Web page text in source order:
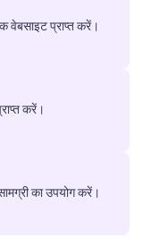
वेबसाइट प्राप्त करें।
करें।
का उपयोग करें।